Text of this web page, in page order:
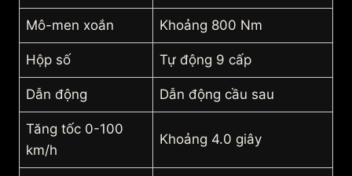
Mô-men xoắn Khoảng 800 Nm
Hộp số Tự động 9 cấp
Dẫn động Dẫn động cầu sau
Tăng tốc 0-100
km/h
Khoảng 4.0 giây